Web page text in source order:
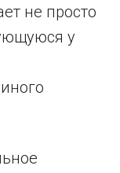
не просто
у